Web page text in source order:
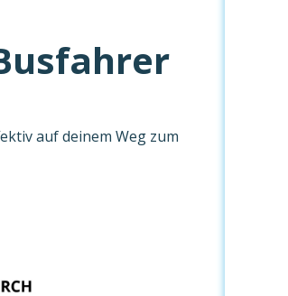
auf deinem Weg zum